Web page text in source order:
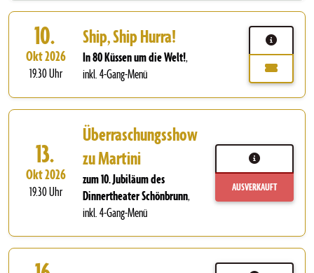
10.
Okt 2026
19.30 Uhr
Ship, Ship Hurra!
In 80 Küssen um die Welt!,
inkl. 4-Gang-Menü
13.
Okt 2026
19.30 Uhr
Überraschungsshow
zu Martini
zum 10. Jubiläum des
Dinnertheater Schönbrunn,
inkl. 4-Gang-Menü
AUSVERKAUFT